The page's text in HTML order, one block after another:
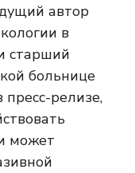
автор
в
старший
больнице
релизе,
может